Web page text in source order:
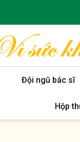
Đội ngũ bác sĩ
Hộp